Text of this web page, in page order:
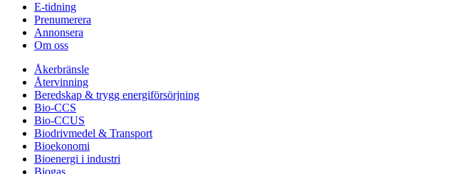
E-tidning
Prenumerera
Annonsera
Om oss
Åkerbränsle
Återvinning
Beredskap & trygg energiförsörjning
Bio-CCS
Bio-CCUS
Biodrivmedel & Transport
Bioekonomi
Bioenergi i industri
Biogas